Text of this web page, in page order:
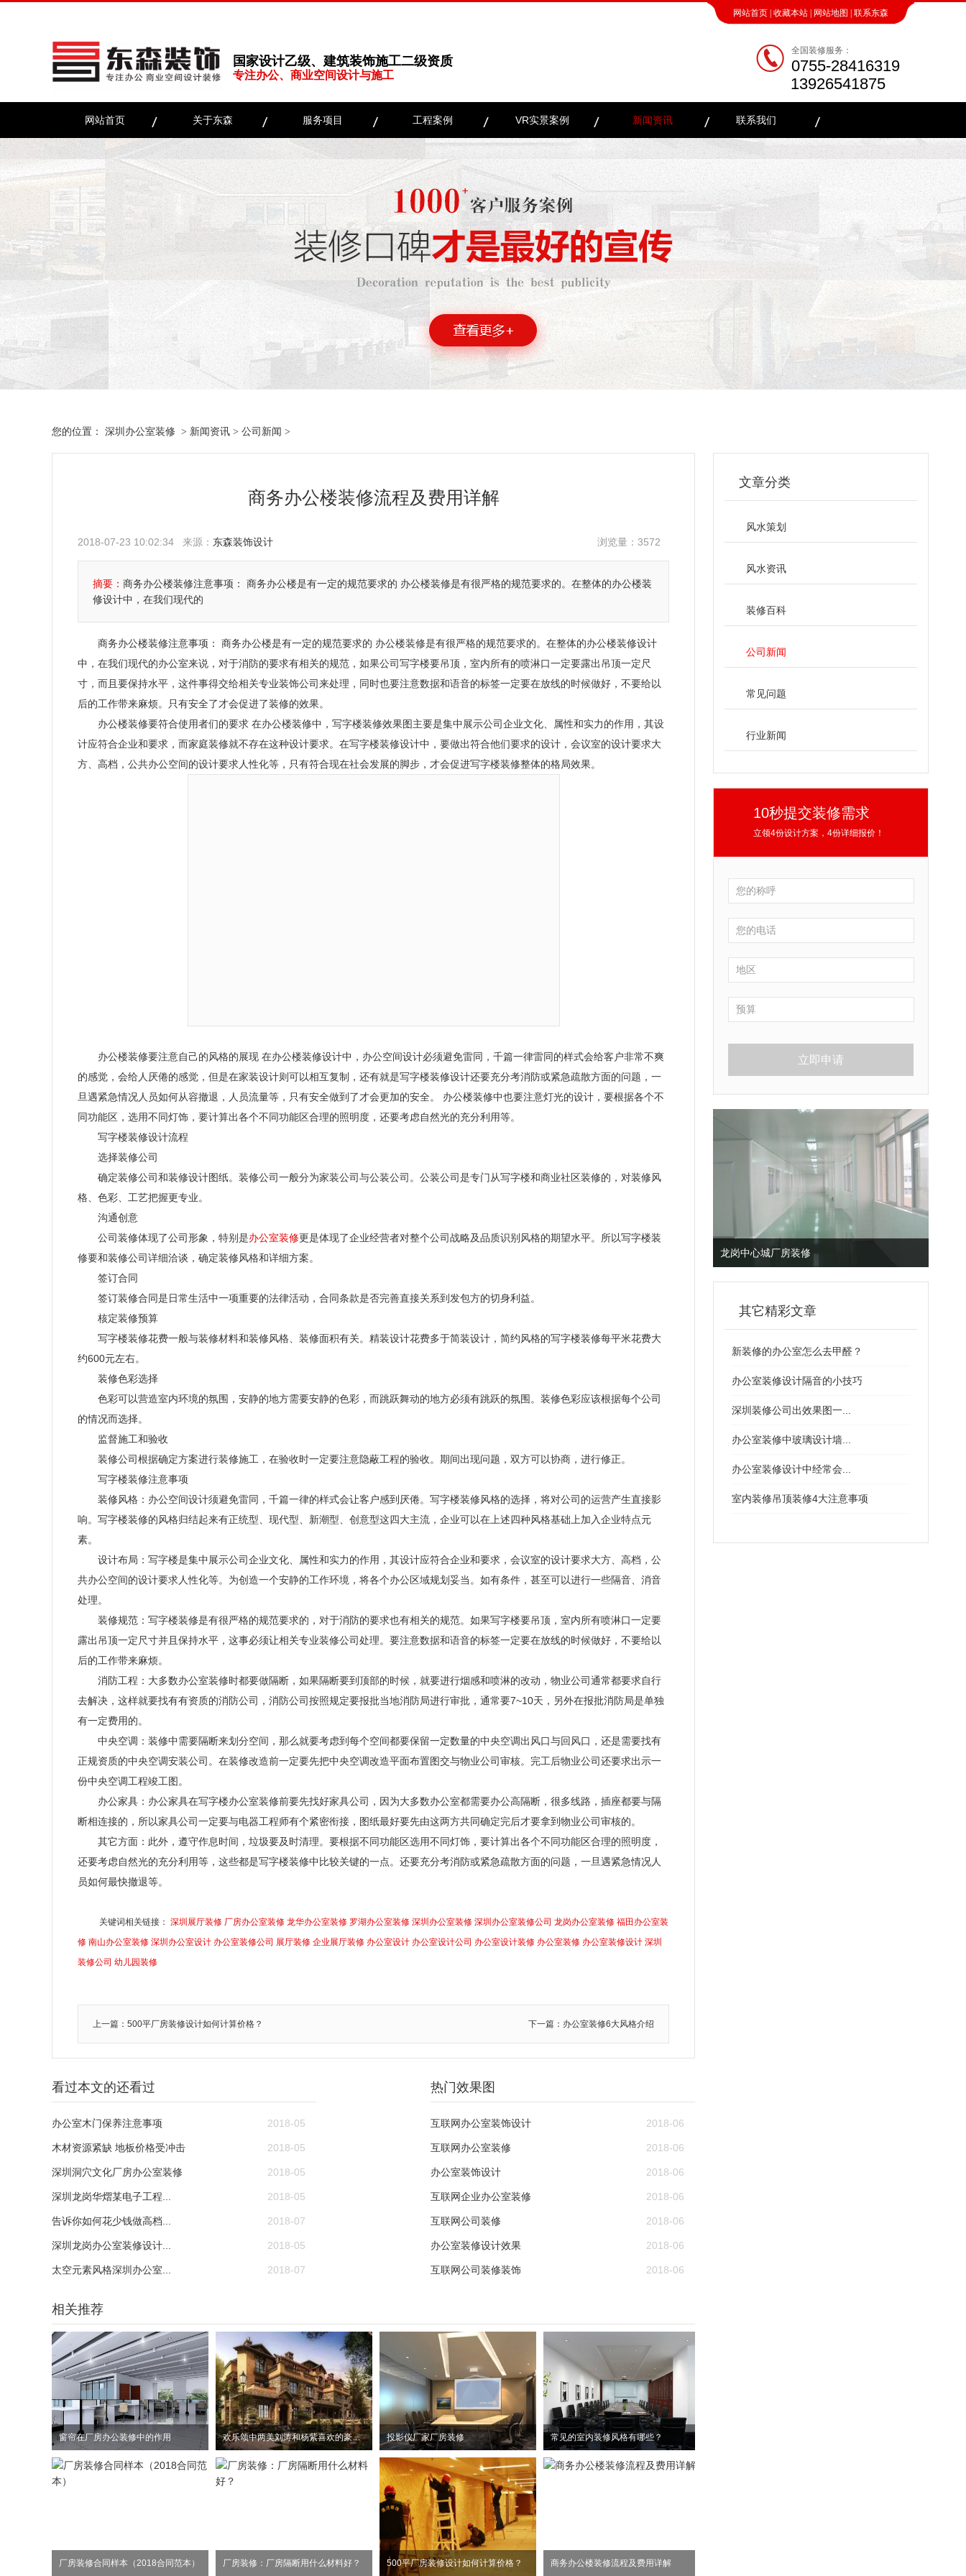
网站首页 收藏本站 网站地图 联系东森
国家设计乙级、建筑装饰施工二级资质
专注办公、商业空间设计与施工
全国装修服务：
0755-28416319
13926541875
网站首页 关于东森 服务项目 工程案例 VR实景案例 新闻资讯 联系我们
您的位置： 深圳办公室装修 > 新闻资讯 > 公司新闻 >
商务办公楼装修流程及费用详解
2018-07-23 10:02:34 来源： 东森装饰设计 浏览量： 3572
摘要： 商务办公楼装修注意事项： 商务办公楼是有一定的规范要求的 办公楼装修是有很严格的规范要求的。在整体的办公楼装
修设计中，在我们现代的
商务办公楼装修注意事项： 商务办公楼是有一定的规范要求的 办公楼装修是有很严格的规范要求的。在整体的办公楼装修设计
中，在我们现代的办公室来说，对于消防的要求有相关的规范，如果公司写字楼要吊顶，室内所有的喷淋口一定要露出吊顶一定尺
寸，而且要保持水平，这件事得交给相关专业装饰公司来处理，同时也要注意数据和语音的标签一定要在放线的时候做好，不要给以
后的工作带来麻烦。只有安全了才会促进了装修的效果。
办公楼装修要符合使用者们的要求 在办公楼装修中，写字楼装修效果图主要是集中展示公司企业文化、属性和实力的作用，其设
计应符合企业和要求，而家庭装修就不存在这种设计要求。在写字楼装修设计中，要做出符合他们要求的设计，会议室的设计要求大
方、高档，公共办公空间的设计要求人性化等，只有符合现在社会发展的脚步，才会促进写字楼装修整体的格局效果。
办公楼装修要注意自己的风格的展现 在办公楼装修设计中，办公空间设计必须避免雷同，千篇一律雷同的样式会给客户非常不爽
的感觉，会给人厌倦的感觉，但是在家装设计则可以相互复制，还有就是写字楼装修设计还要充分考消防或紧急疏散方面的问题，一
旦遇紧急情况人员如何从容撤退，人员流量等，只有安全做到了才会更加的安全。
办公楼装修中也要注意灯光的设计，要根据各个不
同功能区，选用不同灯饰，要计算出各个不同功能区合理的照明度，还要考虑自然光的充分利用等。
写字楼装修设计流程
选择装修公司
确定装修公司和装修设计图纸。装修公司一般分为家装公司与公装公司。公装公司是专门从写字楼和商业社区装修的，对装修风
格、色彩、工艺把握更专业。
沟通创意
公司装修体现了公司形象，特别是办公室装修更是体现了企业经营者对整个公司战略及品质识别风格的期望水平。所以写字楼装
修要和装修公司详细洽谈，确定装修风格和详细方案。
签订合同
签订装修合同是日常生活中一项重要的法律活动，合同条款是否完善直接关系到发包方的切身利益。
核定装修预算
写字楼装修花费一般与装修材料和装修风格、装修面积有关。精装设计花费多于简装设计，简约风格的写字楼装修每平米花费大
约600元左右。
装修色彩选择
色彩可以营造室内环境的氛围，安静的地方需要安静的色彩，而跳跃舞动的地方必须有跳跃的氛围。装修色彩应该根据每个公司
的情况而选择。
监督施工和验收
装修公司根据确定方案进行装修施工，在验收时一定要注意隐蔽工程的验收。期间出现问题，双方可以协商，进行修正。
写字楼装修注意事项
装修风格：办公空间设计须避免雷同，千篇一律的样式会让客户感到厌倦。写字楼装修风格的选择，将对公司的运营产生直接影
响。写字楼装修的风格归结起来有正统型、现代型、新潮型、创意型这四大主流，企业可以在上述四种风格基础上加入企业特点元
素。
设计布局：写字楼是集中展示公司企业文化、属性和实力的作用，其设计应符合企业和要求，会议室的设计要求大方、高档，公
共办公空间的设计要求人性化等。为创造一个安静的工作环境，将各个办公区域规划妥当。如有条件，甚至可以进行一些隔音、消音
处理。
装修规范：写字楼装修是有很严格的规范要求的，对于消防的要求也有相关的规范。如果写字楼要吊顶，室内所有喷淋口一定要
露出吊顶一定尺寸并且保持水平，这事必须让相关专业装修公司处理。要注意数据和语音的标签一定要在放线的时候做好，不要给以
后的工作带来麻烦。
消防工程：大多数办公室装修时都要做隔断，如果隔断要到顶部的时候，就要进行烟感和喷淋的改动，物业公司通常都要求自行
去解决，这样就要找有有资质的消防公司，消防公司按照规定要报批当地消防局进行审批，通常要7~10天，另外在报批消防局是单独
有一定费用的。
中央空调：装修中需要隔断来划分空间，那么就要考虑到每个空间都要保留一定数量的中央空调出风口与回风口，还是需要找有
正规资质的中央空调安装公司。在装修改造前一定要先把中央空调改造平面布置图交与物业公司审核。完工后物业公司还要求出示一
份中央空调工程竣工图。
办公家具：办公家具在写字楼办公室装修前要先找好家具公司，因为大多数办公室都需要办公高隔断，很多线路，插座都要与隔
断相连接的，所以家具公司一定要与电器工程师有个紧密衔接，图纸最好要先由这两方共同确定完后才要拿到物业公司审核的。
其它方面：此外，遵守作息时间，垃圾要及时清理。要根据不同功能区选用不同灯饰，要计算出各个不同功能区合理的照明度，
还要考虑自然光的充分利用等，这些都是写字楼装修中比较关键的一点。还要充分考消防或紧急疏散方面的问题，一旦遇紧急情况人
员如何最快撤退等。
关键词相关链接： 深圳展厅装修 厂房办公室装修 龙华办公室装修 罗湖办公室装修 深圳办公室装修 深圳办公室装修公司 龙岗办公室装修 福田办公室装
修 南山办公室装修 深圳办公室设计 办公室装修公司 展厅装修 企业展厅装修 办公室设计 办公室设计公司 办公室设计装修 办公室装修 办公室装修设计 深圳
装修公司 幼儿园装修
上一篇：500平厂房装修设计如何计算价格？ 下一篇：办公室装修6大风格介绍
看过本文的还看过
办公室木门保养注意事项 2018-05
木材资源紧缺 地板价格受冲击 2018-05
深圳洞穴文化厂房办公室装修 2018-05
深圳龙岗华熠某电子工程... 2018-05
告诉你如何花少钱做高档... 2018-07
深圳龙岗办公室装修设计... 2018-05
太空元素风格深圳办公室... 2018-07
热门效果图
互联网办公室装饰设计 2018-06
互联网办公室装修 2018-06
办公室装饰设计 2018-06
互联网企业办公室装修 2018-06
互联网公司装修 2018-06
办公室装修设计效果 2018-06
互联网公司装修装饰 2018-06
相关推荐
窗帘在厂房办公装修中的作用 欢乐颂中两美刘涛和杨紫喜欢的豪宅风格 投影仪厂家厂房装修 常见的室内装修风格有哪些？
厂房装修合同样本（2018合同范本） 厂房装修：厂房隔断用什么材料好？ 500平厂房装修设计如何计算价格？ 商务办公楼装修流程及费用详解
文章分类
风水策划
风水资讯
装修百科
公司新闻
常见问题
行业新闻
10秒提交装修需求
立领4份设计方案，4份详细报价！
立即申请
龙岗中心城厂房装修
其它精彩文章
新装修的办公室怎么去甲醛？
办公室装修设计隔音的小技巧
深圳装修公司出效果图一...
办公室装修中玻璃设计墙...
办公室装修设计中经常会...
室内装修吊顶装修4大注意事项